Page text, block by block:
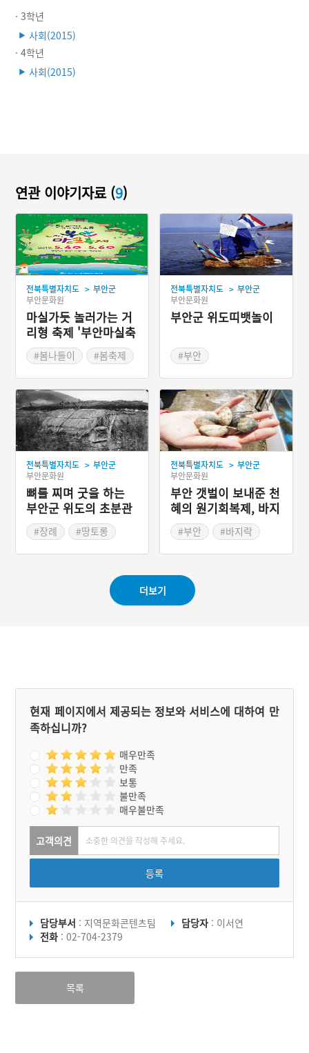
· 3학년
▶ 사회(2015)
· 4학년
▶ 사회(2015)
연관 이야기자료 (9)
전북특별자치도 > 부안군
부안문화원
마실가듯 놀러가는 거
리형 축제 '부안마실축
제'#봄나들이 #봄축제
전북특별자치도 > 부안군
부안문화원
부안군 위도띠뱃놀이
#부안
전북특별자치도 > 부안군
부안문화원
뼈를 찌며 굿을 하는
부안군 위도의 초분관
행#장례
#땅토롱
전북특별자치도 > 부안군
부안문화원
부안 갯벌이 보내준 천
혜의 원기회복제, 바지
락죽
#부안
#바지락
더보기
현재 페이지에서 제공되는 정보와 서비스에 대하여 만
족하십니까?
매우만족
만족
보통
불만족
매우불만족
고객의견
등록
담당부서 : 지역문화콘텐츠팀 담당자 : 이서연
전화 : 02-704-2379
목록